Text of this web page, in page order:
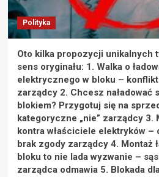
Polityka
Oto kilka propozycji unikalnych
sens oryginału: 1. Walka o
elektrycznego w bloku –
zarządcy 2. Chcesz naładować
blokiem? Przygotuj się na
kategoryczne „nie” zarządcy 3.
kontra właściciele elektryków –
brak zgody zarządcy 4. Montaż
bloku to nie lada wyzwanie –
zarządca odmawia 5. Blokada